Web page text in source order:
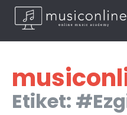
Etiket: